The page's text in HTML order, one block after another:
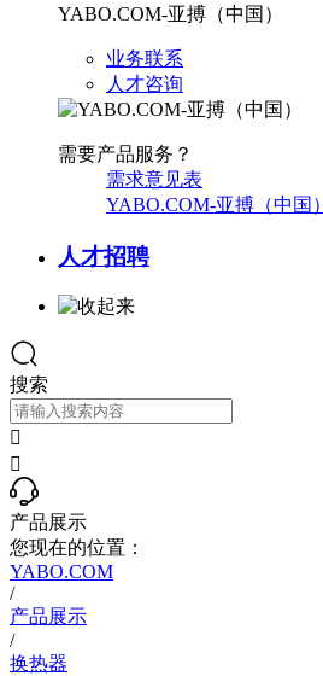
YABO.COM-亚搏（中国）
业务联系
人才咨询
需要产品服务？
需求意见表
YABO.COM-亚搏（中国）
人才招聘
搜索


产品展示
您现在的位置：
YABO.COM
/
产品展示
/
换热器